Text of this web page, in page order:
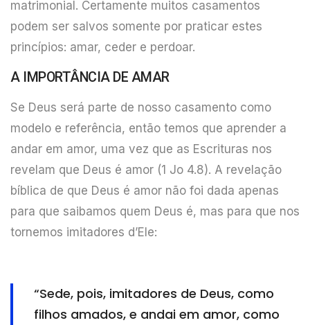
matrimonial. Certamente muitos casamentos
podem ser salvos somente por praticar estes
princípios: amar, ceder e perdoar.
A IMPORTÂNCIA DE AMAR
Se Deus será parte de nosso casamento como
modelo e referência, então temos que aprender a
andar em amor, uma vez que as Escrituras nos
revelam que Deus é amor (1 Jo 4.8). A revelação
bíblica de que Deus é amor não foi dada apenas
para que saibamos quem Deus é, mas para que nos
tornemos imitadores d’Ele:
“Sede, pois, imitadores de Deus, como
filhos amados, e andai em amor, como